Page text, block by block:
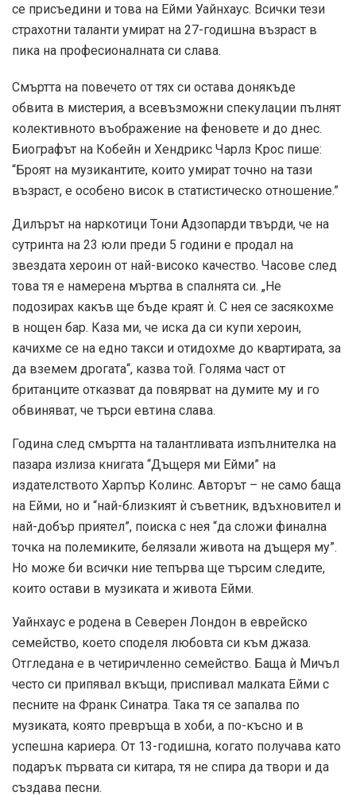
се присъедини и това на Ейми Уайнхаус. Всички тези
страхотни таланти умират на 27-годишна възраст в
пика на професионалната си слава.
Смъртта на повечето от тях си остава донякъде
обвита в мистерия, а всевъзможни спекулации пълнят
колективното въображение на феновете и до днес.
Биографът на Кобейн и Хендрикс Чарлз Крос пише:
“Броят на музикантите, които умират точно на тази
възраст, е особено висок в статистическо отношение.”
Дилърът на наркотици Тони Адзопарди твърди, че на
сутринта на 23 юли преди 5 години е продал на
звездата хероин от най-високо качество. Часове след
това тя е намерена мъртва в спалнята си. „Не
подозирах какъв ще бъде краят ѝ. С нея се засякохме
в нощен бар. Каза ми, че иска да си купи хероин,
качихме се на едно такси и отидохме до квартирата, за
да вземем дрогата“, казва той. Голяма част от
британците отказват да повярват на думите му и го
обвиняват, че търси евтина слава.
Година след смъртта на талантливата изпълнителка на
пазара излиза книгата “Дъщеря ми Ейми” на
издателството Харпър Колинс. Авторът – не само баща
на Ейми, но и “най-близкият ѝ съветник, вдъхновител и
най-добър приятел”, поиска с нея “да сложи финална
точка на полемиките, белязали живота на дъщеря му”.
Но може би всички ние тепърва ще търсим следите,
които остави в музиката и живота Ейми.
Уайнхаус е родена в Северен Лондон в еврейско
семейство, което споделя любовта си към джаза.
Отгледана е в четиричленно семейство. Баща ѝ Мичъл
често си припявал вкъщи, приспивал малката Ейми с
песните на Франк Синатра. Така тя се запалва по
музиката, която превръща в хоби, а по-късно и в
успешна кариера. От 13-годишна, когато получава като
подарък първата си китара, тя не спира да твори и да
създава песни.